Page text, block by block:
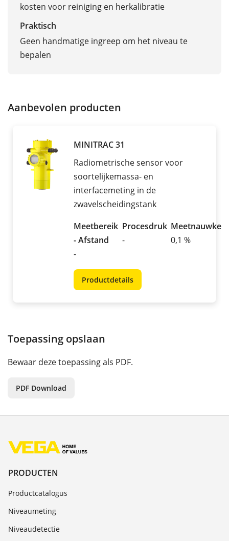
kosten voor reiniging en herkalibratie
Praktisch
Geen handmatige ingreep om het niveau te
bepalen
Aanbevolen producten
MINITRAC 31
Radiometrische sensor voor
soortelijkemassa- en
interfacemeting in de
zwavelscheidingstank
Meetbereik
- Afstand
-
Procesdruk
-
0,1 %
Productdetails
Toepassing opslaan
Bewaar deze toepassing als PDF.
PDF Download
PRODUCTEN
Productcatalogus
Niveaumeting
Niveaudetectie